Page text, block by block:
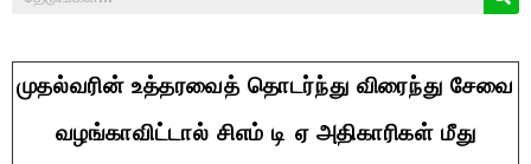
முதல்வரின் உத்தரவைத் தொடர்ந்து விரைந்து சேவை
வழங்காவிட்டால் சிஎம் டி ஏ அதிகாரிகள் மீது